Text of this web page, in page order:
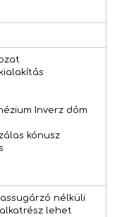
Inverz dóm
kónusz
nélküli
lehet